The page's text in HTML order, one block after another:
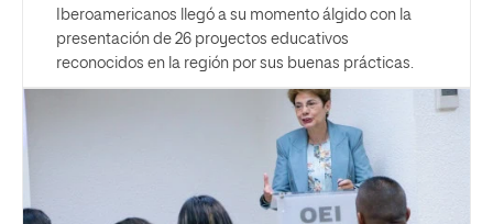
Iberoamericanos llegó a su momento álgido con la
presentación de 26 proyectos educativos
reconocidos en la región por sus buenas prácticas.